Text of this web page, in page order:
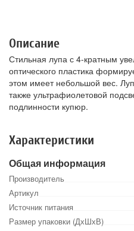
Описание
Стильная лупа с 4-кратным
оптического пластика
этом имеет небольшой вес.
также ультрафиолетовой
подлинности купюр.
Характеристики
Общая информация
Производитель
Артикул
Источник питания
Размер упаковки (ДхШхВ)